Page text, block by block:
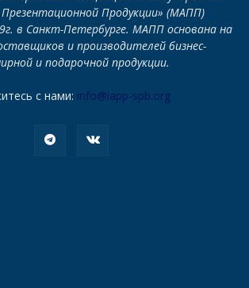
Презентационной Продукции» (МАПП)
в Санкт-Петербурге. МАПП основана на
и производителей бизнес-
и подарочной продукции.
с нами: info@iapp-spb.org